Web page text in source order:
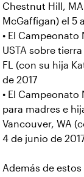
Chestnut Hill,
McGaffigan) el 5
• El Campeonato
USTA sobre
FL (con su hija
de 2017
• El
para madres e
Vancouver, WA
4 de junio de
Además de